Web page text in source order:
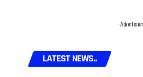
-
LATEST NEWS..